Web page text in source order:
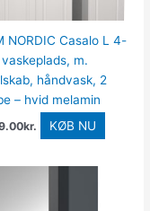
NORDIC Casalo L 4-
m.
håndvask, 2
– hvid melamin
kr. KØB NU